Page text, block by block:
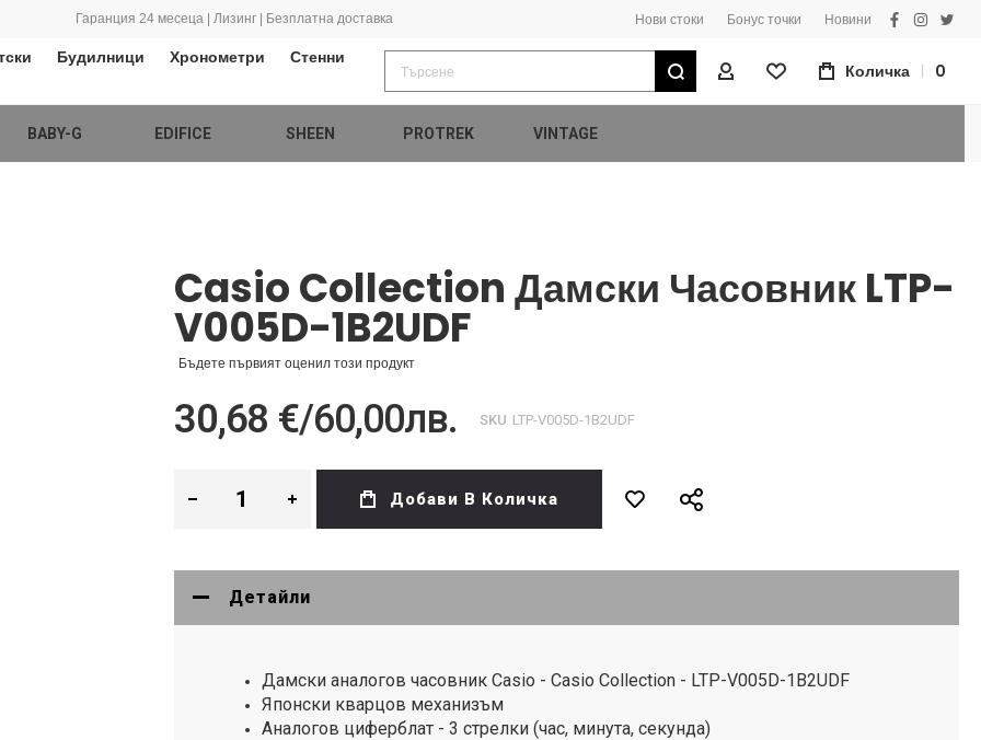
Гаранция 24 месеца | Лизинг | Безплатна доставка Нови стоки Бонус точки Новини
facebook
Будилници Хронометри
Стенни
Търсене
Моят ПрофилКоличка 0
BABY-G EDIFICE SHEEN PROTREK VINTAGE
Casio Collection Дамски Часовник LTP-
V005D-1B2UDF
Бъдете първият оценил този продукт
30,68 €/60,00лв. SKU LTP-V005D-1B2UDF
Добави В Количка
Детайли
Дамски аналогов часовник Casio - Casio Collection - LTP-V005D-1B2UDF
Японски кварцов механизъм
Аналогов циферблат - 3 стрелки (час, минута, секунда)